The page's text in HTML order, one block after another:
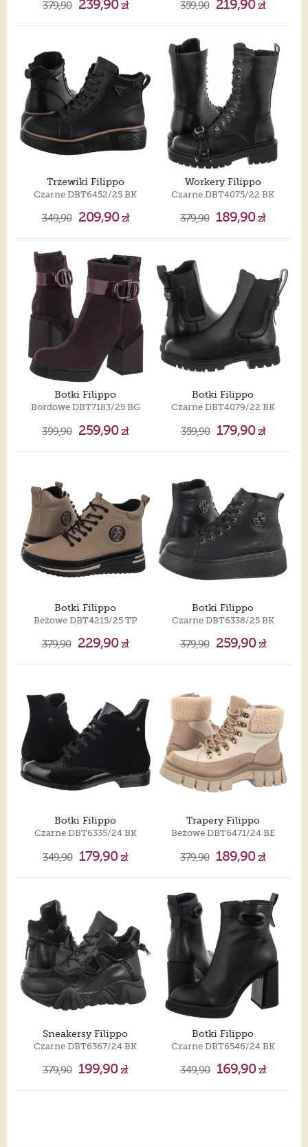
379,90 239,90zł 359,90 219,90zł
Trzewiki Filippo
Czarne DBT6452/25 BK
349,90 209,90zł
Workery Filippo
Czarne DBT4075/22 BK
379,90 189,90zł
Botki Filippo
Bordowe DBT7183/25 BG
399,90 259,90zł
Botki Filippo
Czarne DBT4079/22 BK
359,90 179,90zł
Botki Filippo
Beżowe DBT4215/25 TP
379,90 229,90zł
Botki Filippo
Czarne DBT6338/25 BK
379,90 259,90zł
Botki Filippo
Czarne DBT6335/24 BK
349,90 179,90zł
Trapery Filippo
Beżowe DBT6471/24 BE
379,90 189,90zł
Sneakersy Filippo
Czarne DBT6367/24 BK
379,90 199,90zł
Botki Filippo
Czarne DBT6546/24 BK
349,90 169,90zł